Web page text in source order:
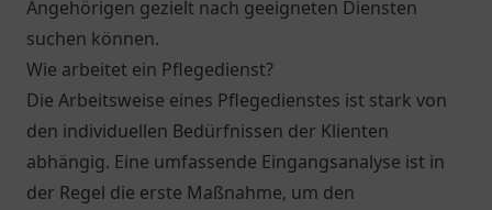
Angehörigen gezielt nach geeigneten Diensten
suchen können.
Wie arbeitet ein Pflegedienst?
Die Arbeitsweise eines Pflegedienstes ist stark von
den individuellen Bedürfnissen der Klienten
abhängig. Eine umfassende Eingangsanalyse ist in
der Regel die erste Maßnahme, um den